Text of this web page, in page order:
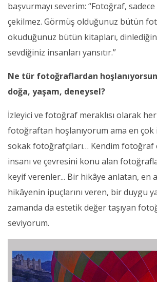
başvurmayı severim: “Fotoğraf,
çekilmez. Görmüş olduğunuz bütün
okuduğunuz bütün kitapları,
sevdiğiniz insanları yansıtır.”
Ne tür fotoğraflardan
doğa, yaşam, deneysel?
İzleyici ve fotoğraf meraklısı olarak
fotoğraftan hoşlanıyorum ama en
sokak fotoğrafçıları… Kendim fotoğraf
insanı ve çevresini konu alan
keyif verenler... Bir hikâye anlatan, en
hikâyenin ipuçlarını veren, bir duygu
zamanda da estetik değer taşıyan
seviyorum.